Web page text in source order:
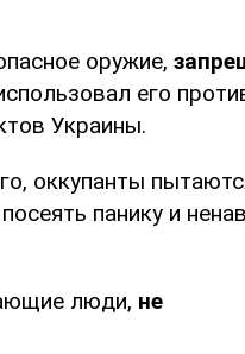
оружие,
его
Украины.
оккупанты
панику и
люди, не